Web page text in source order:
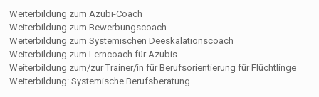
Weiterbildung zum Azubi-Coach
Weiterbildung zum Bewerbungscoach
Weiterbildung zum Systemischen Deeskalationscoach
Weiterbildung zum Lerncoach für Azubis
Weiterbildung zum/zur Trainer/in für Berufsorientierung für Flüchtlinge
Weiterbildung: Systemische Berufsberatung